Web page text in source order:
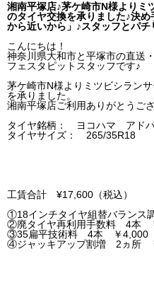
湘南平塚店♪茅ケ崎市N様よりミ
のタイヤ交換を承りました♪決
から近いから」♪スタッフとパチ
こんにちは！
神奈川県大和市と平塚市の直送
フェスタピットスタッフです♪
茅ケ崎市N様よりミツビシラン
を承りました。
湘南平塚店ご利用ありがとうご
タイヤ銘柄： ヨコハマ アド
タイヤサイズ： 265/35R18
工賃合計 ¥17,600（税込）
①18インチタイヤ組替バラン
②廃タイヤ再利用手数料 4本
③35扁平技術料 4本 ￥4,000
④ジャッキアップ割増 2ヵ所